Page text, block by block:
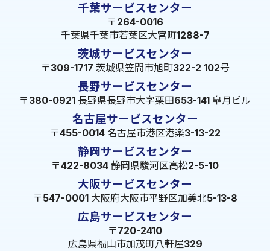
千葉サービスセンター
〒264-0016
千葉県千葉市若葉区大宮町1288-7
茨城サービスセンター
〒309-1717 茨城県笠間市旭町322-2 102号
長野サービスセンター
〒380-0921 長野県長野市大字栗田653-141 皐月ビル
名古屋サービスセンター
〒455-0014 名古屋市港区港楽3-13-22
静岡サービスセンター
〒422-8034 静岡県駿河区高松2-5-10
大阪サービスセンター
〒547-0001 大阪府大阪市平野区加美北5-13-8
広島サービスセンター
〒720-2410
広島県福山市加茂町八軒屋329